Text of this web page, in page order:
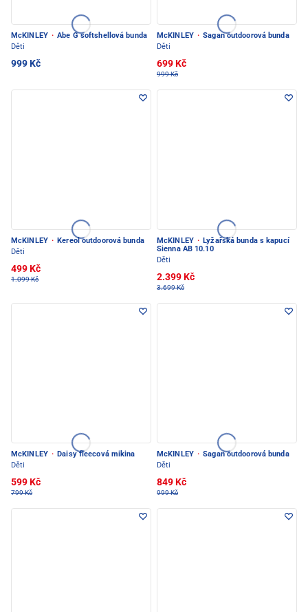
McKINLEY · Abe G softshellová bunda
Děti
999 Kč
McKINLEY · Sagan outdoorová bunda
Děti
699 Kč
999 Kč
McKINLEY · Kereol outdoorová bunda
Děti
499 Kč
1.099 Kč
McKINLEY · Lyžařská bunda s kapucí
Sienna AB 10.10
Děti
2.399 Kč
3.699 Kč
McKINLEY · Daisy fleecová mikina
Děti
599 Kč
799 Kč
McKINLEY · Sagan outdoorová bunda
Děti
849 Kč
999 Kč